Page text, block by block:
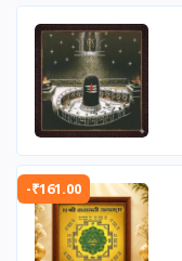
-₹161.00